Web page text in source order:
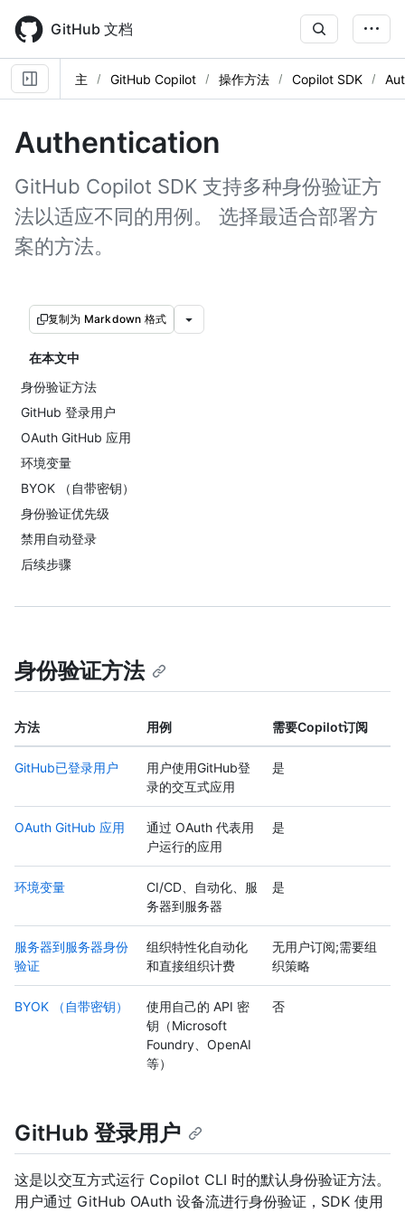
main
content
GitHub 文档
主 GitHub Copilot 操作方法 Copilot SDK
Authentication
GitHub Copilot SDK 支持多种身份验证方
法以适应不同的用例。 选择最适合部署方
案的方法。
复制为 Markdown 格式
在本文中
身份验证方法
GitHub 登录用户
OAuth GitHub 应用
环境变量
BYOK （自带密钥）
身份验证优先级
禁用自动登录
后续步骤
身份验证方法
方法 用例 需要Copilot订阅
GitHub已登录用户
用户使用GitHub登
录的交互式应用
是
OAuth GitHub 应用
通过 OAuth 代表用
户运行的应用
是
环境变量
CI/CD、自动化、服
务器到服务器
是
服务器到服务器身份
验证
组织特性化自动化
和直接组织计费
无用户订阅;需要组
织策略
BYOK （自带密钥）
使用自己的 API 密
钥（Microsoft
Foundry、OpenAI
等）
否
GitHub 登录用户
这是以交互方式运行 Copilot CLI 时的默认身份验证方法。
用户通过 GitHub OAuth 设备流进行身份验证，SDK 使用